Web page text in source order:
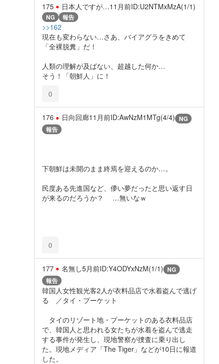
175 日本人ですが…11月前ID:U2NTMxMzA(1/1)
NG 報告
>>162
現在も変わらない…さあ、バイアグラをきめて
「全裸脱糞」だ！
人類の理解が及ばない、超越した何か…
そう！「朝鮮人」に！
0
176 日向回廊11月前ID:AwNzM1MTg(4/4) NG
報告
下朝鮮は未開のまま終焉を迎えるのか…。
民度ある先進国など、儚い夢だったと思い返す日
が来るのだろうか？ …無いなｗ
0
177 名無し5月前ID:Y4ODYxNzM(1/1) NG
報告
韓国人女性観光客2人が衣料品店で水着盗んで逃げ
る ／タイ・プーケット
タイのリゾート地・プーケットのある衣料品店
で、韓国人と思われる女たちが水着を盗んで逃走
する事件が発生し、現地警察が捜査に乗り出し
た。現地メディア「The Tiger」などが10日に報道
した。